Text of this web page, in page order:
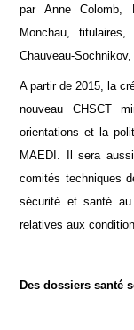
par Anne Colomb,
Monchau,
Chauveau-
A partir de 2015, la
nouveau CHSCT
orientations et la
MAEDI. Il sera
comités techniques
sécurité et santé
relatives aux
Des dossiers santé